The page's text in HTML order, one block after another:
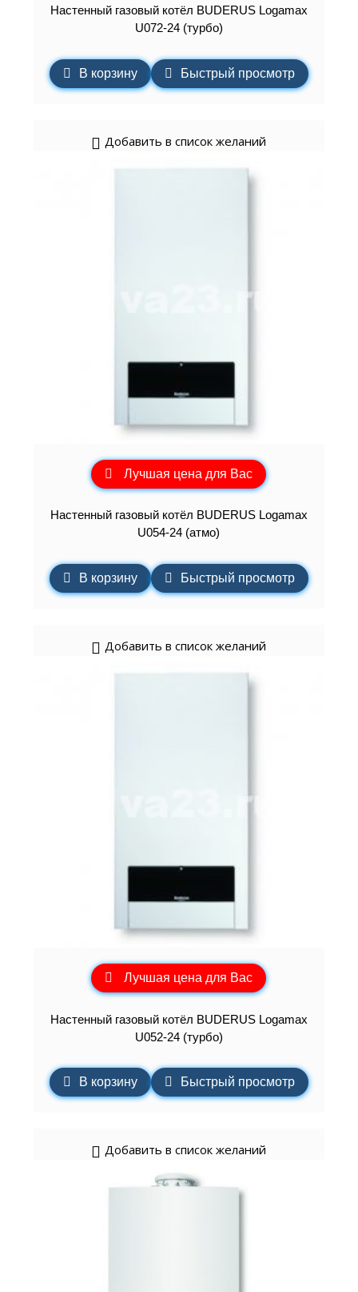
Настенный газовый котёл BUDERUS Logamax
U072-24 (турбо)
В корзину Быстрый просмотр
Добавить в список желаний
Лучшая цена для Вас
Настенный газовый котёл BUDERUS Logamax
U054-24 (атмо)
В корзину Быстрый просмотр
Добавить в список желаний
Лучшая цена для Вас
Настенный газовый котёл BUDERUS Logamax
U052-24 (турбо)
В корзину Быстрый просмотр
Добавить в список желаний